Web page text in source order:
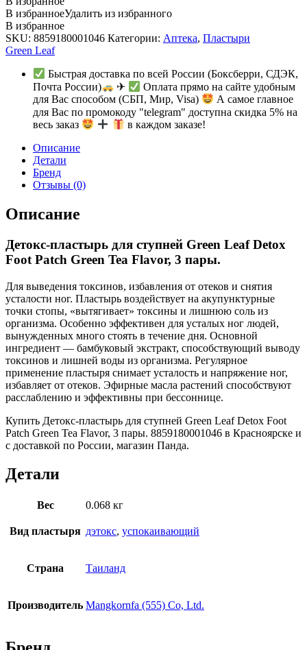
В избранноеУдалить из избранного
В избранное
SKU: 8859180001046 Категории: Аптека, Пластыри
Green Leaf
Быстрая доставка по всей России (Боксберри, СДЭК,
Почта России)
✈
Оплата прямо на сайте удобным
для Вас способом (СБП, Мир, Visa)
А самое главное
для Вас по промокоду "telegram" доступна скидка 5% на
весь заказ
в каждом заказе!
Описание
Детали
Бренд
Отзывы (0)
Описание
Детокс-пластырь для ступней Green Leaf Detox
Foot Patch Green Tea Flavor, 3 пары.
Для выведения токсинов, избавления от отеков и снятия
усталости ног. Пластырь воздействует на акупунктурные
точки стопы, «вытягивает» токсины и лишнюю соль из
организма. Особенно эффективен для усталых ног людей,
вынужденных много стоять в течение дня. Основной
ингредиент — бамбуковый экстракт, способствующий выводу
токсинов и лишней воды из организма. Регулярное
применение пластыря снимает усталость и напряжение ног,
избавляет от отеков. Эфирные масла растений способствуют
расслаблению и эффективны при бессоннице.
Купить Детокс-пластырь для ступней Green Leaf Detox Foot
Patch Green Tea Flavor, 3 пары. 8859180001046 в Красноярске и
с доставкой по России, магазин Панда.
Детали
Вес 0.068 кг
Вид пластыря дэтокс, успокаивающий
Страна Таиланд
Производитель Mangkornfa (555) Co, Ltd.